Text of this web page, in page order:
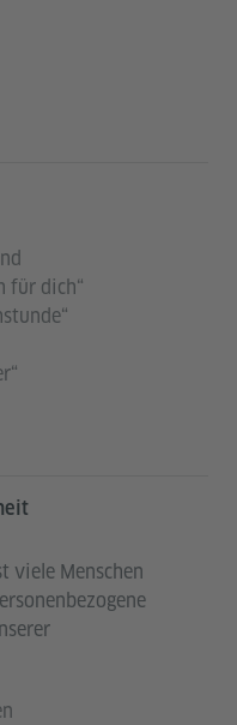
für dich“
viele Menschen